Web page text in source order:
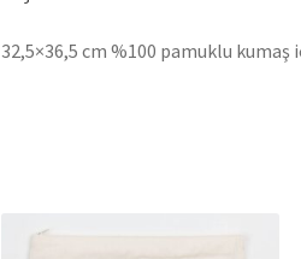
32,5×36,5 cm %100 pamuklu